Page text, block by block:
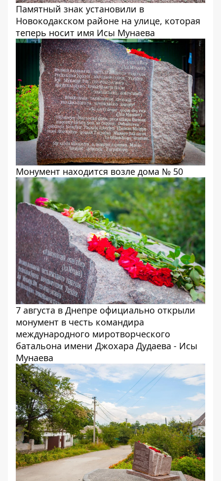
Памятный знак установили в
Новокодакском районе на улице, которая
теперь носит имя Исы Мунаева
Монумент находится возле дома № 50
7 августа в Днепре официально открыли
монумент в честь командира
международного миротворческого
батальона имени Джохара Дудаева - Исы
Мунаева